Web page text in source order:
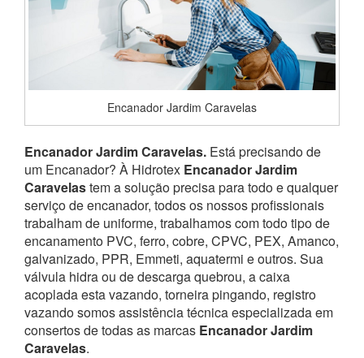
Encanador Jardim Caravelas
Encanador Jardim Caravelas. Está precisando de
um Encanador? À Hidrotex Encanador Jardim
Caravelastem a solução precisa para todo e qualquer
serviço de encanador, todos os nossos profissionais
trabalham de uniforme, trabalhamos com todo tipo de
encanamento PVC, ferro, cobre, CPVC, PEX, Amanco,
galvanizado, PPR, Emmeti, aquatermi e outros. Sua
válvula hidra ou de descarga quebrou, a caixa
acoplada esta vazando, torneira pingando, registro
vazando somos assistência técnica especializada em
consertos de todas as marcas Encanador Jardim
Caravelas.